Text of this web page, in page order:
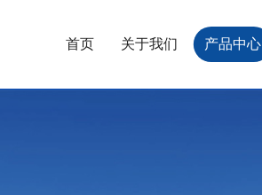
首页 关于我们 产品中心